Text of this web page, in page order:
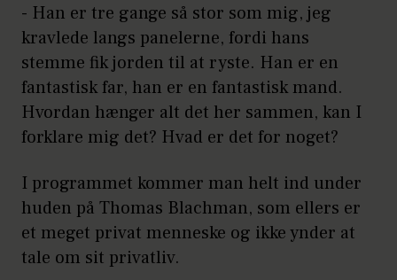
- Han er tre gange så stor som mig, jeg
kravlede langs panelerne, fordi hans
stemme fik jorden til at ryste. Han er en
fantastisk far, han er en fantastisk mand.
Hvordan hænger alt det her sammen, kan I
forklare mig det? Hvad er det for noget?
I programmet kommer man helt ind under
huden på Thomas Blachman, som ellers er
et meget privat menneske og ikke ynder at
tale om sit privatliv.